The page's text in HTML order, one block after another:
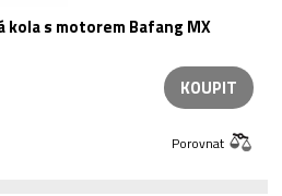
s motorem Bafang MX
KOUPIT
Porovnat